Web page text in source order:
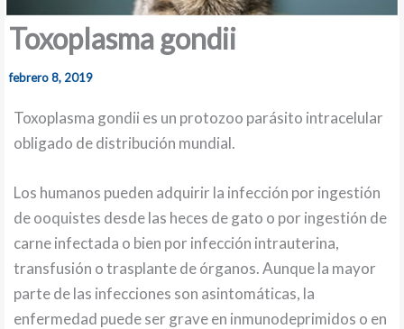
Toxoplasma gondii
febrero 8, 2019
Toxoplasma gondii es un protozoo parásito intracelular
obligado de distribución mundial.
Los humanos pueden adquirir la infección por ingestión
de ooquistes desde las heces de gato o por ingestión de
carne infectada o bien por infección intrauterina,
transfusión o trasplante de órganos. Aunque la mayor
parte de las infecciones son asintomáticas, la
enfermedad puede ser grave en inmunodeprimidos o en